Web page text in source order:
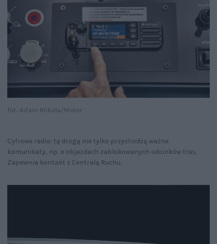
Cyfrowe radio: tą drogą nie tylko przychodzą ważne
komunikaty, np. o objazdach zablokowanych odcinków tras.
Zapewnia kontakt z Centralą Ruchu.